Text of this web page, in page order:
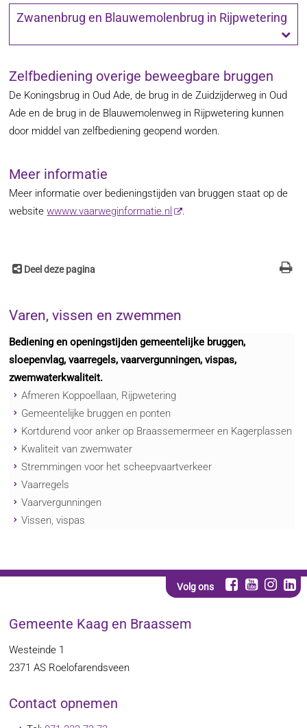
Zwanenbrug en Blauwemolenbrug in Rijpwetering
Zelfbediening overige beweegbare bruggen
De Koningsbrug in Oud Ade, de brug in de Zuidzijderweg in Oud
Ade en de brug in de Blauwemolenweg in Rijpwetering kunnen
door middel van zelfbediening geopend worden.
Meer informatie
Meer informatie over bedieningstijden van bruggen staat op de
websitewwww.vaarweginformatie.nl .
Deel deze pagina
Varen, vissen en zwemmen
Bediening en openingstijden gemeentelijke bruggen,
sloepenvlag, vaarregels, vaarvergunningen, vispas,
zwemwaterkwaliteit.
Afmeren Koppoellaan, Rijpwetering
Gemeentelijke bruggen en ponten
Kortdurend voor anker op Braassemermeer en Kagerplassen
Kwaliteit van zwemwater
Stremmingen voor het scheepvaartverkeer
Vaarregels
Vaarvergunningen
Vissen, vispas
Volg ons
Gemeente Kaag en Braassem
Westeinde 1
2371 AS Roelofarendsveen
Contact opnemen